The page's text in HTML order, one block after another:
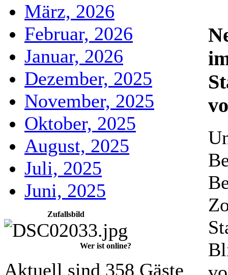
März, 2026
Februar, 2026
Januar, 2026
Dezember, 2025
November, 2025
Oktober, 2025
August, 2025
Juli, 2025
Juni, 2025
Zufallsbild
Wer ist online?
Aktuell sind 358 Gäste